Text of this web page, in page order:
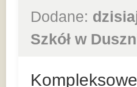
Dodane:
Szkół w